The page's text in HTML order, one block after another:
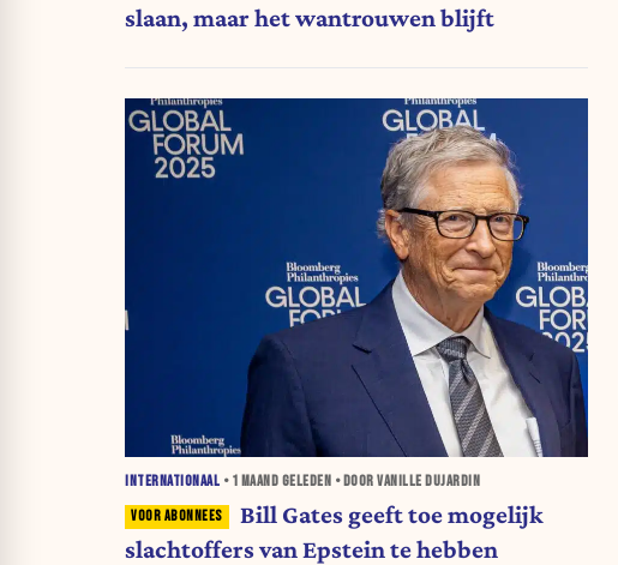
slaan, maar het wantrouwen blijft
INTERNATIONAAL • 1 MAAND GELEDEN • DOOR VANILLE DUJARDIN
Bill Gates geeft toe mogelijk
slachtoffers van Epstein te hebben